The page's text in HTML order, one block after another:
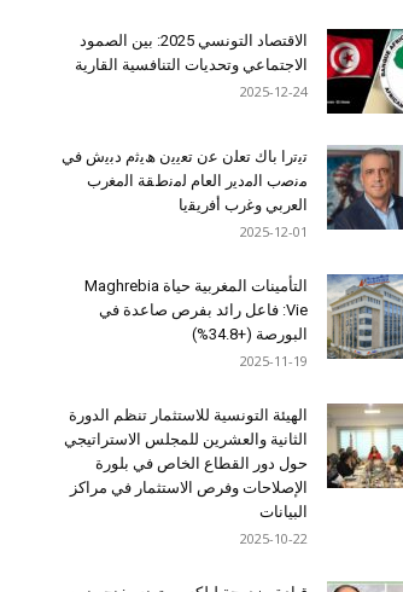
الاقتصاد التونسي 2025: بين الصمود
الاجتماعي وتحديات التنافسية القارية
2025-12-24
ﺗﯾﺗرا ﺑﺎك ﺗﻌﻠن ﻋن ﺗﻌﯾﯾن ھﯾﺛم دﺑﯾش ﻓﻲ
ﻣﻧﺻب اﻟﻣدﯾر اﻟﻌﺎم ﻟﻣﻧطﻘﺔ اﻟﻣﻐرب
اﻟﻌرﺑﻲ وﻏرب أﻓرﯾﻘﯾﺎ
2025-12-01
التأمينات المغربية حياة Maghrebia
Vie: فاعل رائد بفرص صاعدة في
البورصة (+34.8%)
2025-11-19
الهيئة التونسية للاستثمار تنظم الدورة
الثانية والعشرين للمجلس الاستراتيجي
حول دور القطاع الخاص في بلورة
الإصلاحات وفرص الاستثمار في مراكز
البيانات
2025-10-22